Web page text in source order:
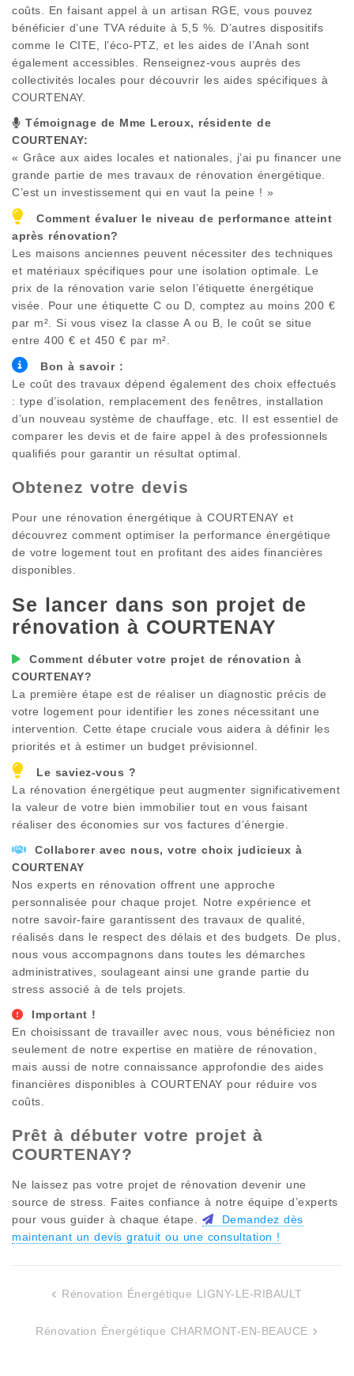
coûts. En faisant appel à un artisan RGE, vous pouvez
bénéficier d’une TVA réduite à 5,5 %. D’autres dispositifs
comme le CITE, l’éco-PTZ, et les aides de l’Anah sont
également accessibles. Renseignez-vous auprès des
collectivités locales pour découvrir les aides spécifiques à
COURTENAY.
Témoignage de Mme Leroux, résidente de
COURTENAY:
« Grâce aux aides locales et nationales, j’ai pu financer une
grande partie de mes travaux de rénovation énergétique.
C’est un investissement qui en vaut la peine ! »
Comment évaluer le niveau de performance atteint
après rénovation?
Les maisons anciennes peuvent nécessiter des techniques
et matériaux spécifiques pour une isolation optimale. Le
prix de la rénovation varie selon l’étiquette énergétique
visée. Pour une étiquette C ou D, comptez au moins 200 €
par m². Si vous visez la classe A ou B, le coût se situe
entre 400 € et 450 € par m².
Bon à savoir :
Le coût des travaux dépend également des choix effectués
: type d’isolation, remplacement des fenêtres, installation
d’un nouveau système de chauffage, etc. Il est essentiel de
comparer les devis et de faire appel à des professionnels
qualifiés pour garantir un résultat optimal.
Obtenez votre devis
Pour une rénovation énergétique à COURTENAY et
découvrez comment optimiser la performance énergétique
de votre logement tout en profitant des aides financières
disponibles.
Se lancer dans son projet de
rénovation à COURTENAY
Comment débuter votre projet de rénovation à
COURTENAY?
La première étape est de réaliser un diagnostic précis de
votre logement pour identifier les zones nécessitant une
intervention. Cette étape cruciale vous aidera à définir les
priorités et à estimer un budget prévisionnel.
Le saviez-vous ?
La rénovation énergétique peut augmenter significativement
la valeur de votre bien immobilier tout en vous faisant
réaliser des économies sur vos factures d’énergie.
Collaborer avec nous, votre choix judicieux à
COURTENAY
Nos experts en rénovation offrent une approche
personnalisée pour chaque projet. Notre expérience et
notre savoir-faire garantissent des travaux de qualité,
réalisés dans le respect des délais et des budgets. De plus,
nous vous accompagnons dans toutes les démarches
administratives, soulageant ainsi une grande partie du
stress associé à de tels projets.
Important !
En choisissant de travailler avec nous, vous bénéficiez non
seulement de notre expertise en matière de rénovation,
mais aussi de notre connaissance approfondie des aides
financières disponibles à COURTENAY pour réduire vos
coûts.
Prêt à débuter votre projet à
COURTENAY?
Ne laissez pas votre projet de rénovation devenir une
source de stress. Faites confiance à notre équipe d’experts
pour vous guider à chaque étape.
Demandez dès
maintenant un devis gratuit ou une consultation !
Rénovation Énergétique LIGNY-LE-RIBAULT
Rénovation Énergétique CHARMONT-EN-BEAUCE